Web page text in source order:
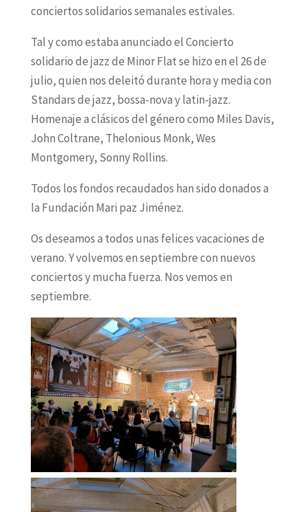
conciertos solidarios semanales estivales.
Tal y como estaba anunciado el Concierto
solidario de jazz de Minor Flat se hizo en el 26 de
julio, quien nos deleitó durante hora y media con
Standars de jazz, bossa-nova y latin-jazz.
Homenaje a clásicos del género como Miles Davis,
John Coltrane, Thelonious Monk, Wes
Montgomery, Sonny Rollins.
Todos los fondos recaudados han sido donados a
la Fundación Mari paz Jiménez.
Os deseamos a todos unas felices vacaciones de
verano. Y volvemos en septiembre con nuevos
conciertos y mucha fuerza. Nos vemos en
septiembre.